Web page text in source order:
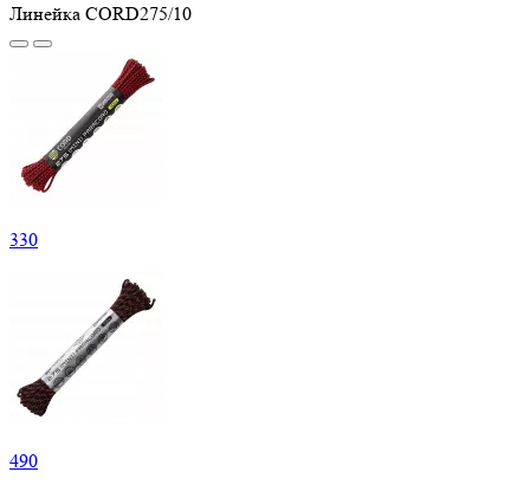
Линейка CORD275/10
330
490